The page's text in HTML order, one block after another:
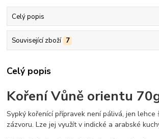
Celý popis
Související zboží 7
Celý popis
Koření Vůně orientu
Sypký kořenící přípravek není pálivá, jen lehce
zázvoru. Lze jej využít v indické a arabské